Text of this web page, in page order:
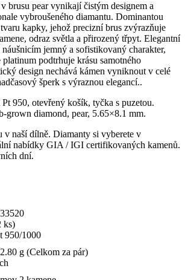
brusu pear vynikají čistým designem a
vybroušeného diamantu. Dominantou
kapky, jehož precizní brus zvýrazňuje
odraz světla a přirozený třpyt. Elegantní
jemný a sofistikovaný charakter,
podtrhuje krásu samotného
design nechává kámen vyniknout v celé
šperk s výraznou elegancí..
950, otevřený košík, tyčka s puzetou.
grown diamond, pear, 5.65×8.1 mm.
v naší dílně. Diamanty si vyberete v
nabídky GIA / IGI certifikovaných kamenů.
dní.
ks)
950/1000
2.80 g (Celkom za pár)